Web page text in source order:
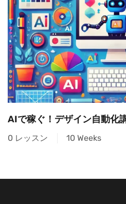
AIで稼ぐ！デザイン自動化
0 レッスン 10 Weeks